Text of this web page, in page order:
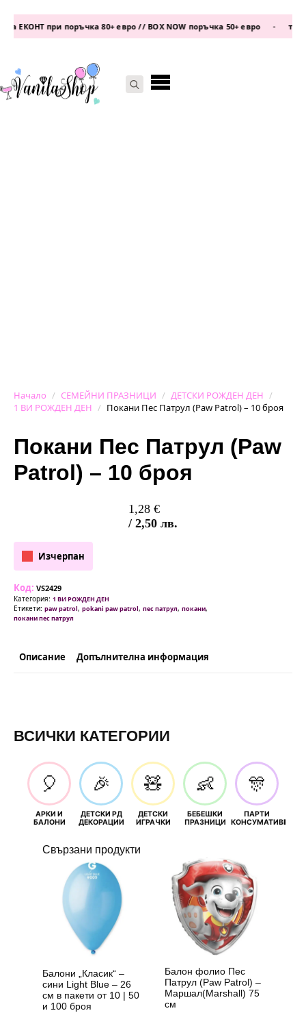
при поръчка 80+ евро // BOX NOW поръчка 50+ евро
Начало СЕМЕЙНИ ПРАЗНИЦИ
ДЕТСКИ РОЖДЕН ДЕН
1 ВИ РОЖДЕН ДЕН
Покани Пес Патрул (Paw Patrol) – 10 броя
Покани Пес Патрул (Paw
Patrol) – 10 броя
1,28 €
/ 2,50 лв.
Изчерпан
Код: VS2429
Категория: 1 ВИ РОЖДЕН ДЕН
Етикети: paw patrol, pokani paw patrol, пес патрул, покани,
покани пес патрул
Описание Допълнителна информация
ВСИЧКИ КАТЕГОРИИ
🎈
АРКИ И
БАЛОНИ
🎉
ДЕТСКИ РД
ДЕКОРАЦИИ
🧸
ДЕТСКИ
ИГРАЧКИ
👶
БЕБЕШКИ
ПРАЗНИЦИ
🎊
ПАРТИ
КОНСУМАТИВИ
Свързани продукти
Балони „Класик“ –
сини Light Blue – 26
см в пакети от 10 | 50
и 100 броя
Балон фолио Пес
Патрул (Paw Patrol) –
Маршал(Marshall) 75
см